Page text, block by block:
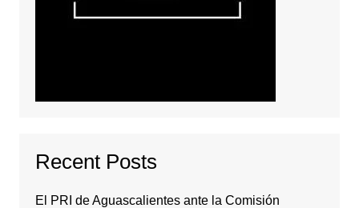
Recent Posts
El PRI de Aguascalientes ante la Comisión